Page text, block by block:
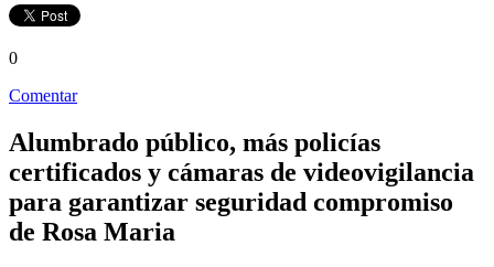
0
Comentar
Alumbrado público, más policías
certificados y cámaras de videovigilancia
para garantizar seguridad compromiso
de Rosa Maria